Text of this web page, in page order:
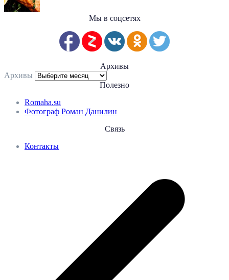
Мы в соцсетях
Архивы
Архивы
Полезно
Romaha.su
Фотограф Роман Данилин
Связь
Контакты